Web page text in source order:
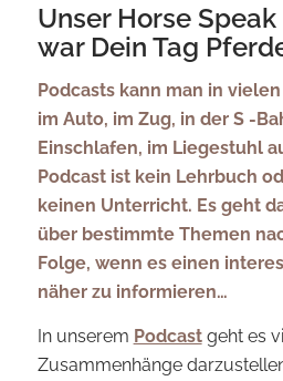
Unser Horse
war Dein Tag
Podcasts kann man in
im Auto, im Zug, in der S -
Einschlafen, im Liegestuhl
Podcast ist kein Lehrbuch
keinen Unterricht. Es geht
über bestimmte Themen
Folge, wenn es einen
näher zu informieren…
In unserem Podcastgeht es
Zusammenhänge